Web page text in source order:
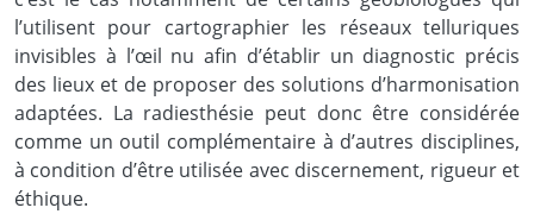
l’utilisent pour cartographier les réseaux telluriques
invisibles à l’œil nu afin d’établir un diagnostic précis
des lieux et de proposer des solutions d’harmonisation
adaptées. La radiesthésie peut donc être considérée
comme un outil complémentaire à d’autres disciplines,
à condition d’être utilisée avec discernement, rigueur et
éthique.